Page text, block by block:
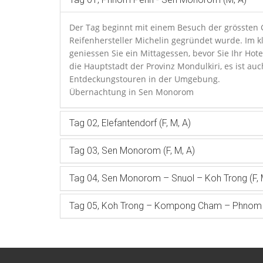
Der Tag beginnt mit einem Besuch der grössten
Reifenhersteller Michelin gegründet wurde. Im
geniessen Sie ein Mittagessen, bevor Sie Ihr
die Hauptstadt der Provinz Mondulkiri, es ist
Entdeckungstouren in der Umgebung.
Übernachtung in Sen Monorom
Tag 02, Elefantendorf (F, M, A)
Tag 03, Sen Monorom (F, M, A)
Tag 04, Sen Monorom – Snuol – Koh Trong (F,
Tag 05, Koh Trong – Kompong Cham – Phnom